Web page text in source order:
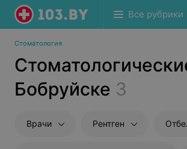
Все рубрики
Стоматология
Бобруйске 3
Врачи Рентген